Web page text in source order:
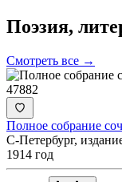
Поэзия,
Смотреть все →
47882
Полное собрание
С-Петербург,
1914 год